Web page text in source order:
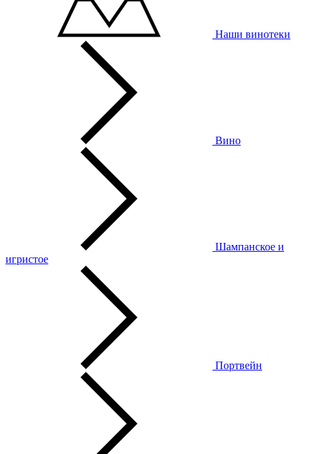
Наши винотеки
Вино
Шампанское и
игристое
Портвейн